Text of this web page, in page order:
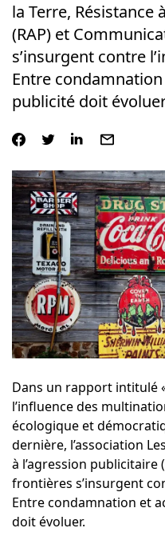
la Terre,
(RAP) et
s’insurgent contre
Entre
publicité doit
Dans un rapport intitulé
l’influence des
écologique et
dernière, l’association
à l’agression publicitaire
frontières s’insurgent
Entre condamnation et
doit évoluer.